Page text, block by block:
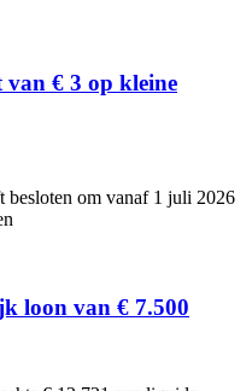
€ 3 op kleine
besloten om vanaf 1 juli 2026
loon van € 7.500